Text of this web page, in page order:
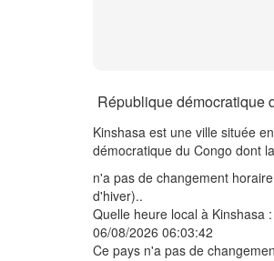
République démocratique
Kinshasa est une ville située
démocratique du Congo dont
n'a pas de changement
d'hiver)..
Quelle heure local à Kinshasa :
06/08/2026 06:03:42
Ce pays n'a pas de